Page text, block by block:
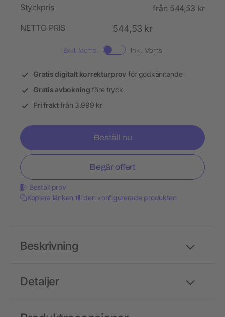
Styckpris
från 544,53 kr
NETTO PRIS
544,53 kr
Exkl. Moms. Inkl. Moms
Gratis digitalt korrekturprov för godkännande
Gratis avbokning före tryck
Fri fraktfrån 3.999 kr
Beställ nu
Begär offert
Beställ prov
Kopiera länken till den konfigurerade produkten
Detaljer
Beskrivning